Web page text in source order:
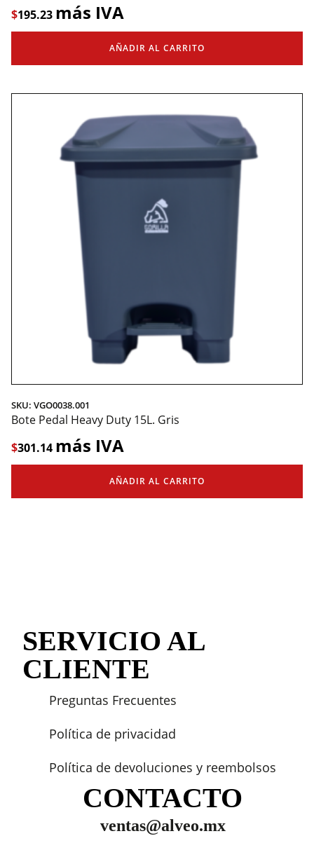
$195.23 más IVA
AÑADIR AL CARRITO
SKU: VGO0038.001
Bote Pedal Heavy Duty 15L. Gris
$301.14 más IVA
AÑADIR AL CARRITO
SERVICIO AL
CLIENTE
Preguntas Frecuentes
Política de privacidad
Política de devoluciones y reembolsos
CONTACTO
ventas@alveo.mx